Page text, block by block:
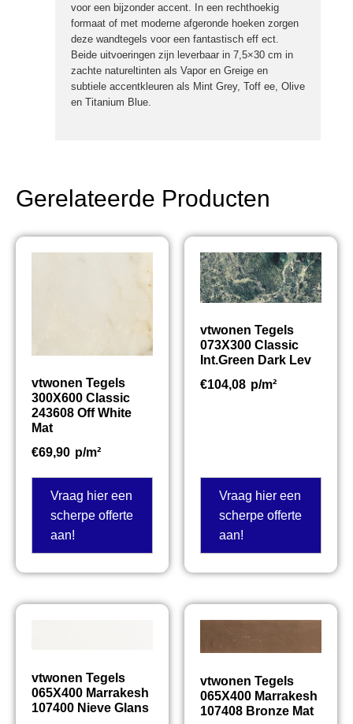
voor een bijzonder accent. In een rechthoekig
formaat of met moderne afgeronde hoeken zorgen
deze wandtegels voor een fantastisch eff ect.
Beide uitvoeringen zijn leverbaar in 7,5×30 cm in
zachte natureltinten als Vapor en Greige en
subtiele accentkleuren als Mint Grey, Toff ee, Olive
en Titanium Blue.
Gerelateerde Producten
vtwonen Tegels
300X600 Classic
243608 Off White
Mat
€69,90 p/m²
Vraag hier een
scherpe offerte
aan!
vtwonen Tegels
073X300 Classic
Int.Green Dark Lev
€104,08 p/m²
Vraag hier een
scherpe offerte
aan!
vtwonen Tegels
065X400 Marrakesh
107400 Nieve Glans
vtwonen Tegels
065X400 Marrakesh
107408 Bronze Mat